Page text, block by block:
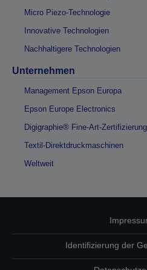
Micro Piezo-Technologie
Innovative Technologien
Nachhaltigere Technologien
Unternehmen
Management Epson Europa
Epson Europe Electronics
Digigraphie® Fine-Art-Zertifizierung
Textil-Direktdruckmaschinen
Weltweit
Identifizierung der